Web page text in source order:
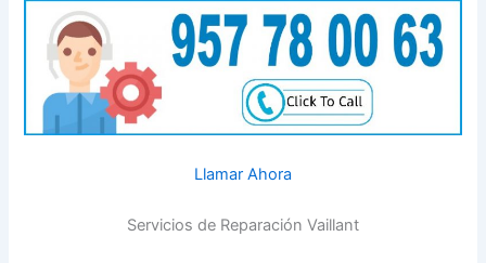
Llamar Ahora
Servicios de Reparación Vaillant